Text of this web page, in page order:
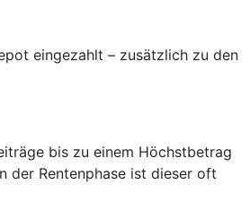
eingezahlt – zusätzlich zu den
bis zu einem Höchstbetrag
der Rentenphase ist dieser oft